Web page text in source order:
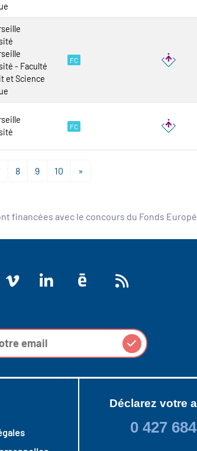
- Faculté
et Science
FC
FC
8 9 10 »
financées avec le concours du Fonds
Déclarez votre
0 427